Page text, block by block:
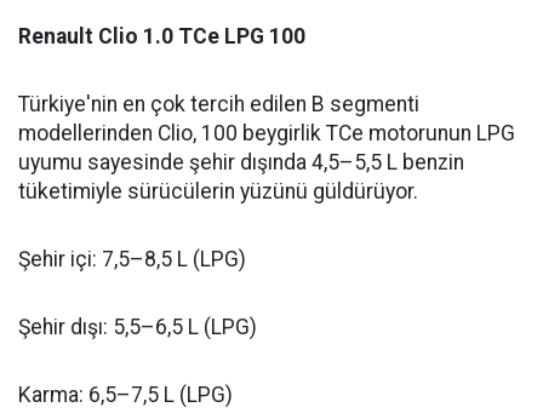
Renault Clio 1.0 TCe LPG 100
Türkiye'nin en çok tercih edilen B segmenti
modellerinden Clio, 100 beygirlik TCe motorunun LPG
uyumu sayesinde şehir dışında 4,5–5,5 L benzin
tüketimiyle sürücülerin yüzünü güldürüyor.
Şehir içi: 7,5–8,5 L (LPG)
Şehir dışı: 5,5–6,5 L (LPG)
Karma: 6,5–7,5 L (LPG)